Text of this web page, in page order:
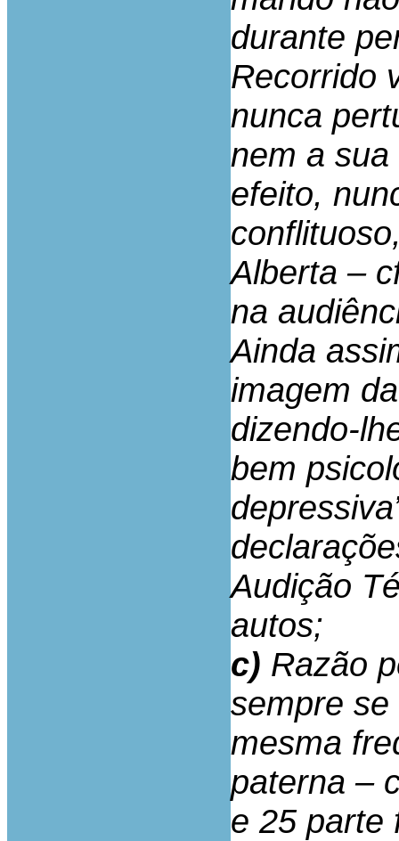
durante
Recorrido
nunca
nem a
efeito,
Alberta –
na
Ainda
imagem
dizendo-
bem
Audição
autos;
c) Razão
sempre
mesma
paterna –
e 25 parte